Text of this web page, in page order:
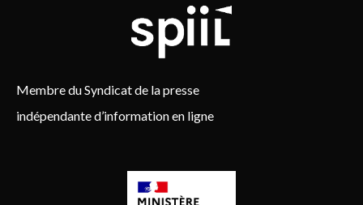
Membre du Syndicat de la presse
indépendante d’information en ligne